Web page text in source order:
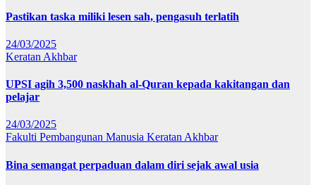
Pastikan taska miliki lesen sah, pengasuh terlatih
24/03/2025
Keratan Akhbar
UPSI agih 3,500 naskhah al-Quran kepada kakitangan dan
pelajar
24/03/2025
Fakulti Pembangunan Manusia Keratan Akhbar
Bina semangat perpaduan dalam diri sejak awal usia